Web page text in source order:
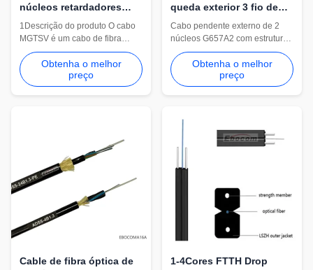
núcleos retardadores
G652D G657A1 do cabo
72 para a aplicação da
canal
1Descrição do produto O cabo
MGTSV é um cabo de fibra
óptica especializado, retardador
de chama, concebido
especificamente para os
ambientes rigorosos e
ininterruptas dentro de túneis
subterrâneos, poços de minas e
estradas 2.Caracter...
Obtenha o melhor
preço
queda exterior 3 fio de
aço com mensageiro
Cabo pendente externo de 2
núcleos G657A2 com estrutura
de 3 fios de aço para redes
FTTH. Apresenta fibras
insensíveis à curvatura,
implantação aérea
LSZH resistente a UV,
customizados.
Obtenha o melhor
preço
Cable de fibra óptica de
1-4Cores FTTH Drop